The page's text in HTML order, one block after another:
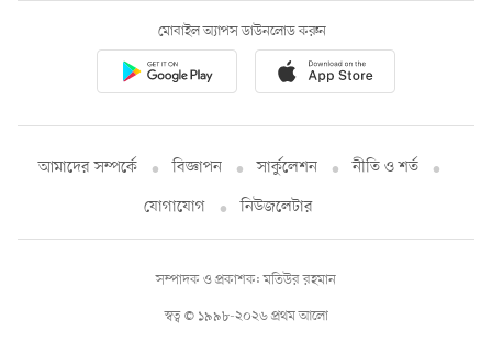
মোবাইল অ্যাপস ডাউনলোড করুন
আমাদের সম্পর্কে বিজ্ঞাপন সার্কুলেশন
নীতি ও শর্ত
যোগাযোগ
নিউজলেটার
স্বত্ব © ১৯৯৮-২০২৬ প্রথম আলো
সম্পাদক ও প্রকাশক: মতিউর রহমান